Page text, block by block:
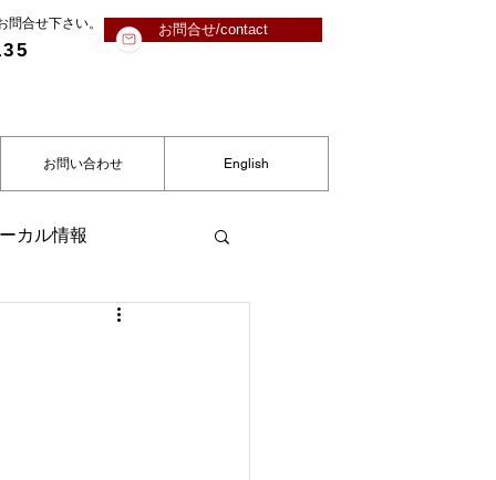
お問合せ/contact
合せ下さい。
お問い合わせ English
カル情報